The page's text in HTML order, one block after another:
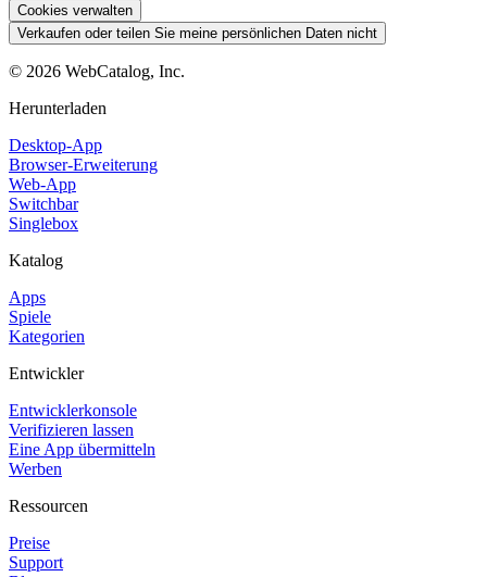
Cookies verwalten
Verkaufen oder teilen Sie meine persönlichen Daten nicht
© 2026 WebCatalog, Inc.
Herunterladen
Desktop-App
Browser-Erweiterung
Web-App
Switchbar
Singlebox
Katalog
Apps
Spiele
Kategorien
Entwickler
Entwicklerkonsole
Verifizieren lassen
Eine App übermitteln
Werben
Ressourcen
Preise
Support